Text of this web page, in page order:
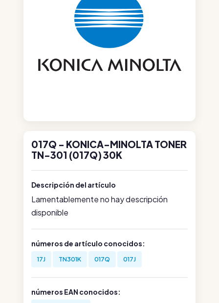
017Q - KONICA-MINOLTA TONER
TN-301 (017Q) 30K
Descripción del artículo
Lamentablemente no hay descripción
disponible
números de artículo conocidos:
17J TN301K 017Q 017J
números EAN conocidos: